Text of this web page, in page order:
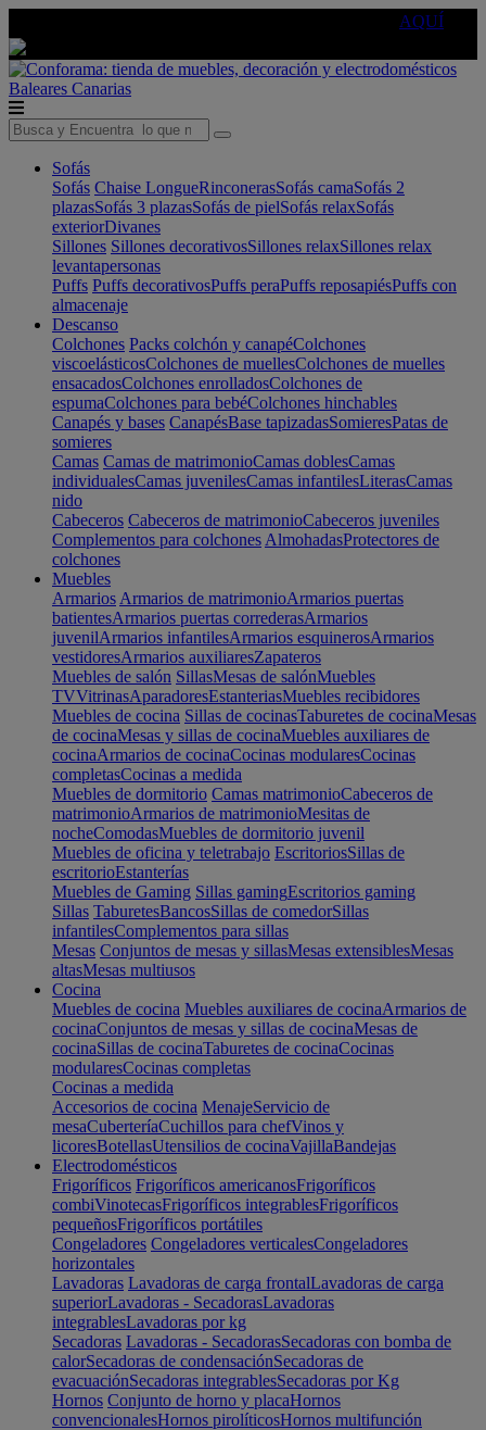
AQUÍ
Baleares Canarias
Sofás
Sofás Chaise LongueRinconerasSofás camaSofás 2
plazasSofás 3 plazasSofás de pielSofás relaxSofás
exteriorDivanes
Sillones Sillones decorativosSillones relaxSillones relax
levantapersonas
Puffs Puffs decorativosPuffs peraPuffs reposapiésPuffs con
almacenaje
Descanso
Colchones Packs colchón y canapéColchones
viscoelásticosColchones de muellesColchones de muelles
ensacadosColchones enrolladosColchones de
espumaColchones para bebéColchones hinchables
Canapés y bases CanapésBase tapizadasSomieresPatas de
somieres
Camas Camas de matrimonioCamas doblesCamas
individualesCamas juvenilesCamas infantilesLiterasCamas
nido
Cabeceros Cabeceros de matrimonioCabeceros juveniles
Complementos para colchones AlmohadasProtectores de
colchones
Muebles
Armarios Armarios de matrimonioArmarios puertas
batientesArmarios puertas correderasArmarios
juvenilArmarios infantilesArmarios esquinerosArmarios
vestidoresArmarios auxiliaresZapateros
Muebles de salón SillasMesas de salónMuebles
TVVitrinasAparadoresEstanteriasMuebles recibidores
Muebles de cocina Sillas de cocinasTaburetes de cocinaMesas
de cocinaMesas y sillas de cocinaMuebles auxiliares de
cocinaArmarios de cocinaCocinas modularesCocinas
completasCocinas a medida
Muebles de dormitorio Camas matrimonioCabeceros de
matrimonioArmarios de matrimonioMesitas de
nocheComodasMuebles de dormitorio juvenil
Muebles de oficina y teletrabajo EscritoriosSillas de
escritorioEstanterías
Muebles de Gaming Sillas gamingEscritorios gaming
Sillas TaburetesBancosSillas de comedorSillas
infantilesComplementos para sillas
Mesas Conjuntos de mesas y sillasMesas extensiblesMesas
altasMesas multiusos
Cocina
Muebles de cocina Muebles auxiliares de cocinaArmarios de
cocinaConjuntos de mesas y sillas de cocinaMesas de
cocinaSillas de cocinaTaburetes de cocinaCocinas
modularesCocinas completas
Cocinas a medida
Accesorios de cocina MenajeServicio de
mesaCuberteríaCuchillos para chefVinos y
licoresBotellasUtensilios de cocinaVajillaBandejas
Electrodomésticos
Frigoríficos Frigoríficos americanosFrigoríficos
combiVinotecasFrigoríficos integrablesFrigoríficos
pequeñosFrigoríficos portátiles
Congeladores Congeladores verticalesCongeladores
horizontales
Lavadoras Lavadoras de carga frontalLavadoras de carga
superiorLavadoras - SecadorasLavadoras
integrablesLavadoras por kg
Secadoras Lavadoras - SecadorasSecadoras con bomba de
calorSecadoras de condensaciónSecadoras de
evacuaciónSecadoras integrablesSecadoras por Kg
Hornos Conjunto de horno y placaHornos
convencionalesHornos pirolíticosHornos multifunción